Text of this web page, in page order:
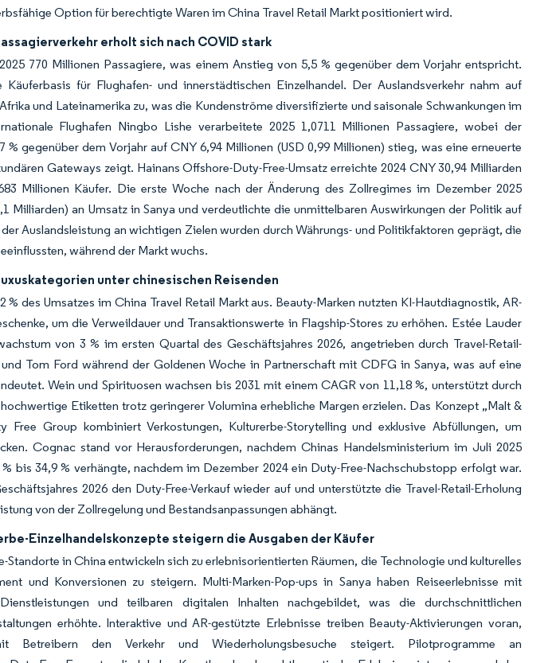
Option für berechtigte Waren im China Travel Retail Markt positioniert wird.
erholt sich nach COVID stark
770 Millionen Passagiere, was einem Anstieg von 5,5 % gegenüber dem Vorjahr entspricht.
für Flughafen- und innerstädtischen Einzelhandel. Der Auslandsverkehr nahm auf
und Lateinamerika zu, was die Kundenströme diversifizierte und saisonale Schwankungen im
Flughafen Ningbo Lishe verarbeitete 2025 1,0711 Millionen Passagiere, wobei der
% gegenüber dem Vorjahr auf CNY 6,94 Millionen (USD 0,99 Millionen) stieg, was eine erneuerte
Gateways zeigt. Hainans Offshore-Duty-Free-Umsatz erreichte 2024 CNY 30,94 Milliarden
Millionen Käufer. Die erste Woche nach der Änderung des Zollregimes im Dezember 2025
Milliarden) an Umsatz in Sanya und verdeutlichte die unmittelbaren Auswirkungen der Politik auf
Auslandsleistung an wichtigen Zielen wurden durch Währungs- und Politikfaktoren geprägt, die
während der Markt wuchs.
unter chinesischen Reisenden
% des Umsatzes im China Travel Retail Markt aus. Beauty-Marken nutzten KI-Hautdiagnostik, AR-
um die Verweildauer und Transaktionswerte in Flagship-Stores zu erhöhen. Estée Lauder
von 3 % im ersten Quartal des Geschäftsjahres 2026, angetrieben durch Travel-Retail-
Tom Ford während der Goldenen Woche in Partnerschaft mit CDFG in Sanya, was auf eine
Wein und Spirituosen wachsen bis 2031 mit einem CAGR von 11,18 %, unterstützt durch
Etiketten trotz geringerer Volumina erhebliche Margen erzielen. Das Konzept „Malt &
Group kombiniert Verkostungen, Kulturerbe-Storytelling und exklusive Abfüllungen, um
Cognac stand vor Herausforderungen, nachdem Chinas Handelsministerium im Juli 2025
bis 34,9 % verhängte, nachdem im Dezember 2024 ein Duty-Free-Nachschubstopp erfolgt war.
2026 den Duty-Free-Verkauf wieder auf und unterstützte die Travel-Retail-Erholung
von der Zollregelung und Bestandsanpassungen abhängt.
Einzelhandelskonzepte steigern die Ausgaben der Käufer
in China entwickeln sich zu erlebnisorientierten Räumen, die Technologie und kulturelles
und Konversionen zu steigern. Multi-Marken-Pop-ups in Sanya haben Reiseerlebnisse mit
und teilbaren digitalen Inhalten nachgebildet, was die durchschnittlichen
erhöhte. Interaktive und AR-gestützte Erlebnisse treiben Beauty-Aktivierungen voran,
Betreibern den Verkehr und Wiederholungsbesuche steigert. Pilotprogramme an